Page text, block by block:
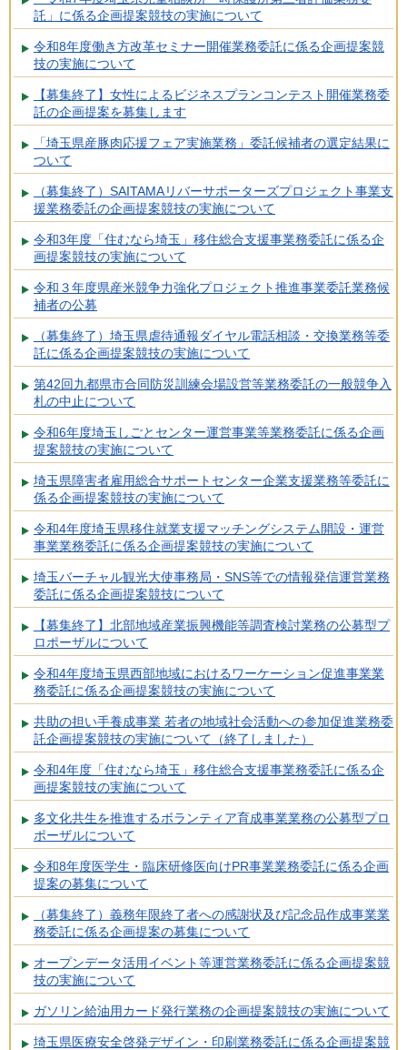
託」に係る企画提案競技の実施について
令和8年度働き方改革セミナー開催業務委託に係る企画提案競
技の実施について
【募集終了】女性によるビジネスプランコンテスト開催業務委
託の企画提案を募集します
「埼玉県産豚肉応援フェア実施業務」委託候補者の選定結果に
ついて
（募集終了）SAITAMAリバーサポーターズプロジェクト事業支
援業務委託の企画提案競技の実施について
令和3年度「住むなら埼玉」移住総合支援事業務委託に係る企
画提案競技の実施について
令和３年度県産米競争力強化プロジェクト推進事業委託業務候
補者の公募
（募集終了）埼玉県虐待通報ダイヤル電話相談・交換業務等委
託に係る企画提案競技の実施について
第42回九都県市合同防災訓練会場設営等業務委託の一般競争入
札の中止について
令和6年度埼玉しごとセンター運営事業等業務委託に係る企画
提案競技の実施について
埼玉県障害者雇用総合サポートセンター企業支援業務等委託に
係る企画提案競技の実施について
令和4年度埼玉県移住就業支援マッチングシステム開設・運営
事業業務委託に係る企画提案競技の実施について
埼玉バーチャル観光大使事務局・SNS等での情報発信運営業務
委託に係る企画提案競技について
【募集終了】北部地域産業振興機能等調査検討業務の公募型プ
ロポーザルについて
令和4年度埼玉県西部地域におけるワーケーション促進事業業
務委託に係る企画提案競技の実施について
共助の担い手養成事業 若者の地域社会活動への参加促進業務委
託企画提案競技の実施について（終了しました）
令和4年度「住むなら埼玉」移住総合支援事業務委託に係る企
画提案競技の実施について
多文化共生を推進するボランティア育成事業業務の公募型プロ
ポーザルについて
令和8年度医学生・臨床研修医向けPR事業業務委託に係る企画
提案の募集について
（募集終了）義務年限終了者への感謝状及び記念品作成事業業
務委託に係る企画提案の募集について
オープンデータ活用イベント等運営業務委託に係る企画提案競
技の実施について
ガソリン給油用カード発行業務の企画提案競技の実施について
埼玉県医療安全啓発デザイン・印刷業務委託に係る企画提案競